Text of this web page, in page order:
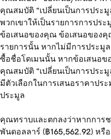
คุณสมบัติ “เปลี่ยนเป็นการประ
พวกเขาให้เป็นรายการการปร
ข้อเสนอของคุณ ข้อเสนอของคุ
รายการนั้น หากไม่มีการประมู
ซื้อชื่อโดเมนนั้น หากข้อเสนอข
คุณสมบัติ “เปลี่ยนเป็นการประ
มีตัวเลือกในการเสนอราคาปร
ประมูล
คุณทราบและตกลงว่าหากการ
พันดอลลาร์ (฿165,562.92) หรื